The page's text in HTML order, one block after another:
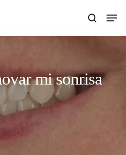
search
Menu
mi sonrisa